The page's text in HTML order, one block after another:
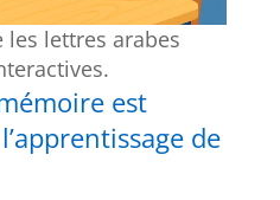
les lettres arabes
est
de